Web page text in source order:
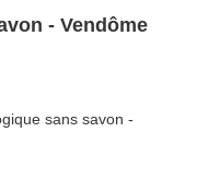
- Vendôme